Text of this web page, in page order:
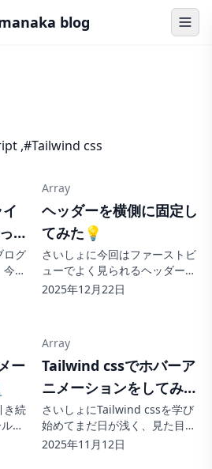
blog
,#Tailwind css
て
ログ
日
る
...
Array
ヘッダーを横側に固定し
てみた💡
さいしょに今回はファーストビ
ューでよく見られるヘッダーが
横に固定されたデザインのコー
れたファーストビューのデザ
イ...
2025年12月22日
ー
き続
を
ビ
Array
Tailwind cssでホバーア
ニメーションをしてみた
💡
さいしょにTailwind cssを学び
始めてまだ日が浅く、見た目を
整えることができてもホバーア
2025年11月12日